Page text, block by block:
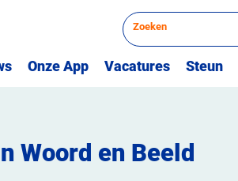
Onze App Vacatures Steun
Woord en Beeld